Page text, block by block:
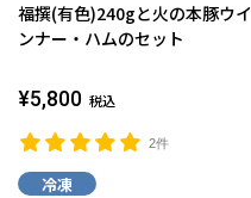
福撰(有色)240gと火の本豚ウイ
ンナー・ハムのセット
2件
¥5,800 税込
冷凍